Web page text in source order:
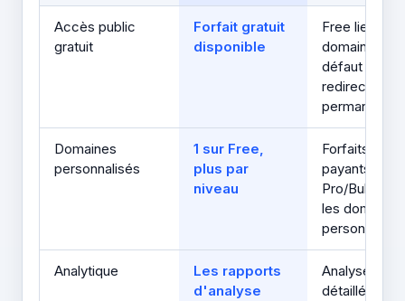
Accès public
gratuit
Forfait gratuit
disponible
Free liens de
domaine par
défaut avec
redirections
permanentes
Domaines
personnalisés
1 sur Free,
plus par
niveau
Forfaits
payants
Pro/Bulk pour
les domaines
Analytique
Les rapports
d'analyse
Analyses
détaillées sur